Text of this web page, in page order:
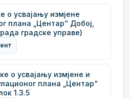
о усвајању измјене
плана „Центар“ Добој,
градске управе)
о усвајању измјене и
плана „Центар“
1.3.5